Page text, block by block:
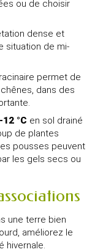
ou de choisir
dense et
situation de mi-
permet de
dans des
°C en sol drainé
de plantes
pousses peuvent
les gels secs ou
une terre bien
améliorez le
hivernale.